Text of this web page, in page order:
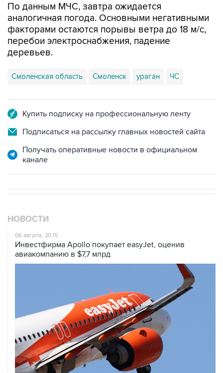
По данным МЧС, завтра ожидается
аналогичная погода. Основными негативными
факторами остаются порывы ветра до 18 м/с,
перебои электроснабжения, падение
деревьев.
Смоленская область Смоленск ураган ЧС
Купить подписку на профессиональную ленту
Подписаться на рассылку главных новостей сайта
Получать оперативные новости в официальном
канале
НОВОСТИ
06 августа, 20:15
Инвестфирма Apollo покупает easyJet, оценив
авиакомпанию в $7,7 млрд